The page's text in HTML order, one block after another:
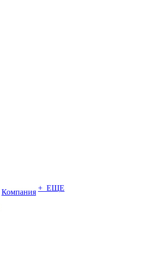
Компания + ЕЩЕ